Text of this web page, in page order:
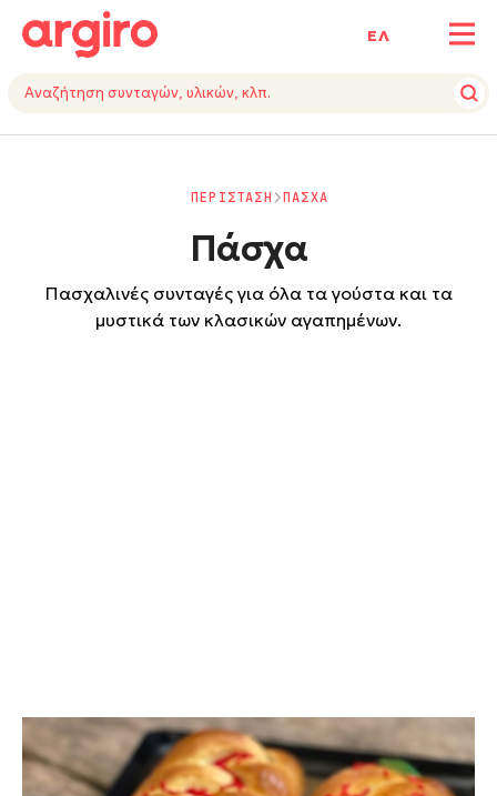
ΕΛ
ΠΕΡΙΣΤΑΣΗ ΠΑΣΧΑ
Πάσχα
Πασχαλινές συνταγές για όλα τα γούστα και τα
μυστικά των κλασικών αγαπημένων.
Τσουρέκια με μέλι
ΠΑΡΑΔΟΣΙΑΚΑ ΓΛΥΚΑ